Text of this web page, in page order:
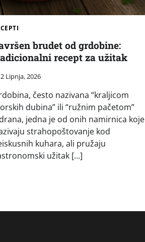
brudet od grdobine:
recept za užitak
2 Lipnja, 2026
često nazivana “kraljicom
dubina” ili “ružnim pačetom”
jedna je od onih namirnica koje
strahopoštovanje kod
kuhara, ali pružaju
užitak […]